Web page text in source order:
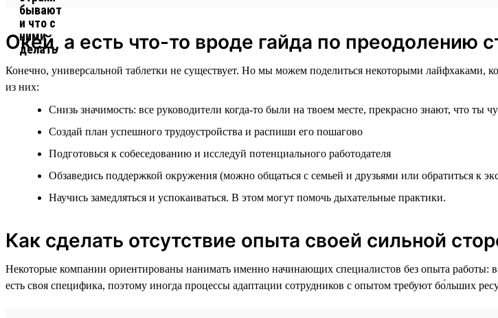
Окей, а есть что-то вроде гайда по преодолению
Конечно, универсальной таблетки не существует. Но мы можем поделиться некоторыми лайфхаками,
из них:
Снизь значимость: все руководители когда-то были на твоем месте, прекрасно знают, что ты
Создай план успешного трудоустройства и распиши его пошагово
Подготовься к собеседованию и исследуй потенциального работодателя
Обзаведись поддержкой окружения (можно общаться с семьей и друзьями или обратиться к
Научись замедляться и успокаиваться. В этом могут помочь дыхательные практики.
Как сделать отсутствие опыта своей сильной
Некоторые компании ориентированы нанимать именно начинающих специалистов без опыта работы:
есть своя специфика, поэтому иногда процессы адаптации сотрудников с опытом требуют бо́льших